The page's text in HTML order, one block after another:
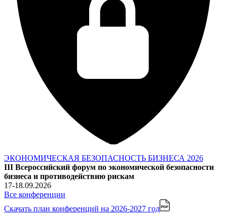
ЭКОНОМИЧЕСКАЯ БЕЗОПАСНОСТЬ БИЗНЕСА 2026
III Всероссийский форум по экономической безопасности
бизнеса и противодействию рискам
17-18.09.2026
Все конференции
Скачать план конференций на 2026-2027 год